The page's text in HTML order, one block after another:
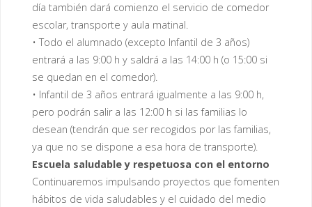
día también dará comienzo el servicio de comedor
escolar, transporte y aula matinal.
• Todo el alumnado (excepto Infantil de 3 años)
entrará a las 9:00 h y saldrá a las 14:00 h (o 15:00 si
se quedan en el comedor).
• Infantil de 3 años entrará igualmente a las 9:00 h,
pero podrán salir a las 12:00 h si las familias lo
desean (tendrán que ser recogidos por las familias,
ya que no se dispone a esa hora de transporte).
Escuela saludable y respetuosa con el entorno
Continuaremos impulsando proyectos que fomenten
hábitos de vida saludables y el cuidado del medio